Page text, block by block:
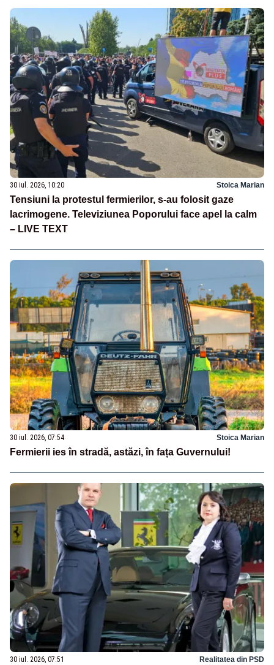
30 iul. 2026, 10:20 Stoica Marian
Tensiuni la protestul fermierilor, s-au folosit gaze
lacrimogene. Televiziunea Poporului face apel la calm
– LIVE TEXT
30 iul. 2026, 07:54 Stoica Marian
Fermierii ies în stradă, astăzi, în fața Guvernului!
30 iul. 2026, 07:51 Realitatea din PSD